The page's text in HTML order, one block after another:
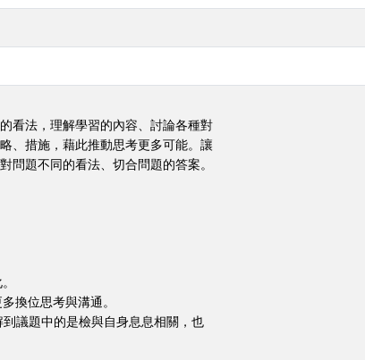
看法，理解學習的內容、討論各種對
、措施，藉此推動思考更多可能。讓
題不同的看法、切合問題的答案。
換位思考與溝通。
議題中的是檢與自身息息相關，也